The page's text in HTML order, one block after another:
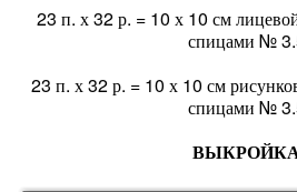
23 п. х 32 р. = 10 х 10 см
спицами №
23 п. х 32 р. = 10 х 10 см
спицами №